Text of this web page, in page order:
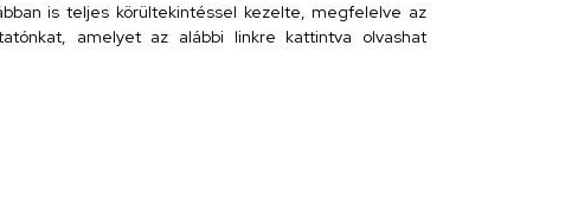
telefonkönyv
is teljes körültekintéssel kezelte, megfelelve az
amelyet az alábbi linkre kattintva olvashat